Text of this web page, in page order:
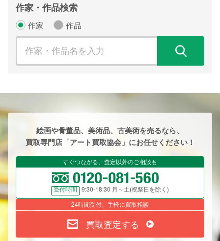
作家・作品検索
作家 作品
絵画や骨董品、美術品、古美術を売るなら、
買取専門店「アート買取協会」にお任せください！
すぐつながる、査定以外のご相談も
受付時間
9:30-18:30 月～土(祝祭日を除く)
24時間受付、手軽に買取相談
買取査定する